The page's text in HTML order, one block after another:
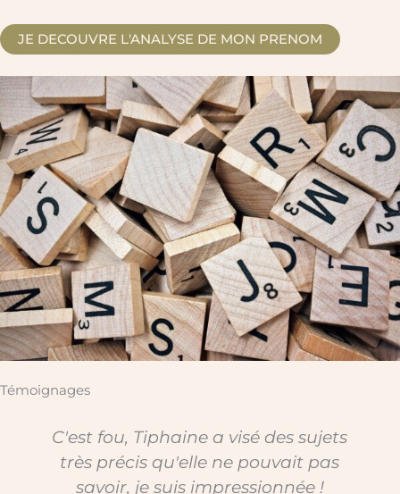
JE DECOUVRE L'ANALYSE DE MON PRENOM
Témoignages
C'est fou, Tiphaine a visé des sujets
très précis qu'elle ne pouvait pas
savoir, je suis impressionnée !